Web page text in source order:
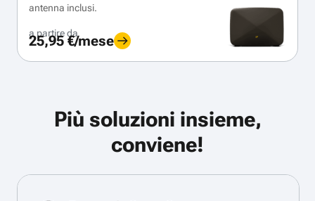
antenna inclusi.
a partire da
25,95 €/mese
Più soluzioni insieme,
conviene!